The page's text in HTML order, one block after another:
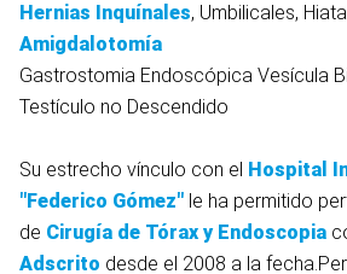
Hernias Inquínales, Umbilicales,
Amigdalotomía
Gastrostomia Endoscópica Vesícula
Testículo no Descendido
Su estrecho vínculo con el Hospital
"Federico Gómez" le ha permitido
de Cirugía de Tórax y Endoscopia
Adscrito desde el 2008 a la